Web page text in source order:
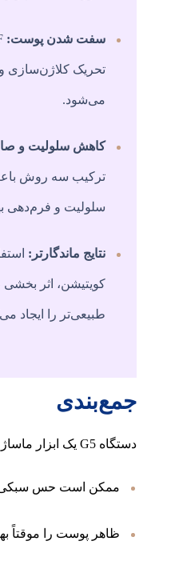
سفت شدن پوست:
تحریک
می‌شود.
کاهش سلولیت و
ترکیب سه روش
سلولیت و فرم‌دهی
نتایج ماندگارتر:
کویتیشن، اثر
طبیعی‌تر را ایجاد
جمع‌بندی
دستگاه G5 یک ابزار ماساژ مکانیکی است که:
ممکن است حس سبکی
ظاهر پوست را موقتاً